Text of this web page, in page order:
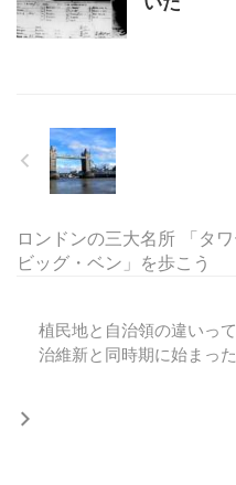
ロンドンの三大名所 「タ
ビッグ・ベン」を歩こう
植民地と自治領の違いっ
治維新と同時期に始まった